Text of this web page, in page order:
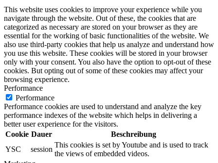
This website uses cookies to improve your experience while you
navigate through the website. Out of these, the cookies that are
categorized as necessary are stored on your browser as they are
essential for the working of basic functionalities of the website. We
also use third-party cookies that help us analyze and understand how
you use this website. These cookies will be stored in your browser
only with your consent. You also have the option to opt-out of these
cookies. But opting out of some of these cookies may affect your
browsing experience.
Performance
Performance
Performance cookies are used to understand and analyze the key
performance indexes of the website which helps in delivering a
better user experience for the visitors.
Cookie Dauer
Beschreibung
YSC
session
This cookies is set by Youtube and is used to track
the views of embedded videos.